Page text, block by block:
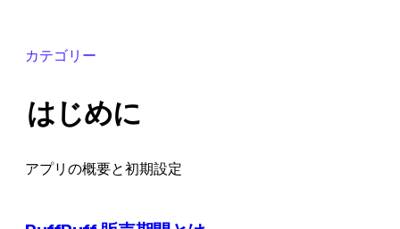
カテゴリー
はじめに
アプリの概要と初期設定